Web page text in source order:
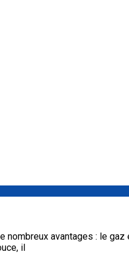
nombreux avantages : le
il